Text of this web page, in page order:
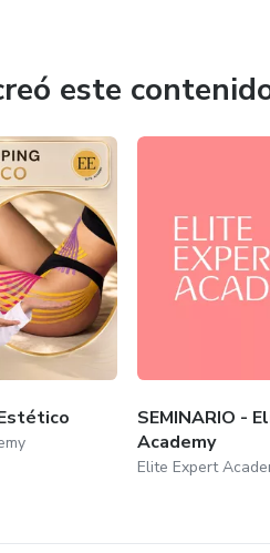
incluyen:este
SEMINARIO -
Academy
Elite Expert